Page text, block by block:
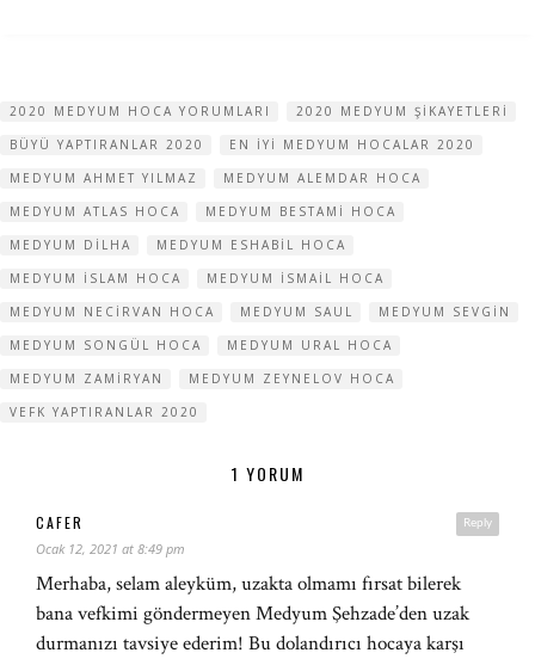
2020 MEDYUM HOCA YORUMLARI
2020 MEDYUM ŞIKAYETLERI
BÜYÜ YAPTIRANLAR 2020
EN IYI MEDYUM HOCALAR 2020
MEDYUM AHMET YILMAZ
MEDYUM ALEMDAR HOCA
MEDYUM ATLAS HOCA
MEDYUM BESTAMI HOCA
MEDYUM DILHA
MEDYUM ESHABIL HOCA
MEDYUM ISLAM HOCA
MEDYUM ISMAIL HOCA
MEDYUM NECIRVAN HOCA
MEDYUM SAUL
MEDYUM SEVGIN
MEDYUM SONGÜL HOCA
MEDYUM URAL HOCA
MEDYUM ZAMIRYAN
MEDYUM ZEYNELOV HOCA
VEFK YAPTIRANLAR 2020
1 YORUM
Reply
CAFER
Ocak 12, 2021 at 8:49 pm
Merhaba, selam aleyküm, uzakta olmamı fırsat bilerek
bana vefkimi göndermeyen Medyum Şehzade’den uzak
durmanızı tavsiye ederim! Bu dolandırıcı hocaya karşı